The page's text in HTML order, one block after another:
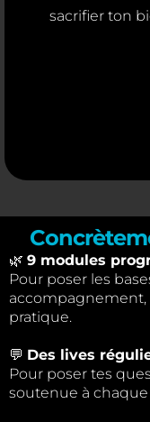
sacrifier ton
🌿 9 modules
Pour poser les
accompagnement,
pratique.
💬 Des lives
Pour poser tes
soutenue à chaque